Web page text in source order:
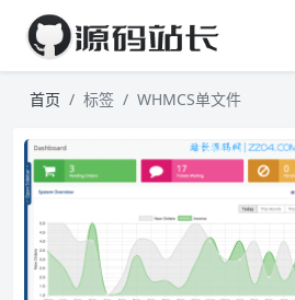
首页 标签 WHMCS单文件